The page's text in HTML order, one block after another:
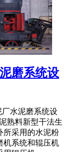
磨系统设
厂水泥磨系统设
熟料新型干法生
所采用的水泥粉
机系统和辊压机